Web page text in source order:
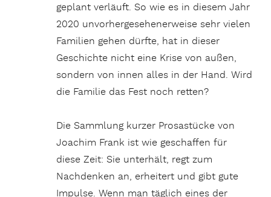
geplant verläuft. So wie es in diesem Jahr
2020 unvorhergesehenerweise sehr vielen
Familien gehen dürfte, hat in dieser
Geschichte nicht eine Krise von außen,
sondern von innen alles in der Hand. Wird
die Familie das Fest noch retten?
Die Sammlung kurzer Prosastücke von
Joachim Frank ist wie geschaffen für
diese Zeit: Sie unterhält, regt zum
Nachdenken an, erheitert und gibt gute
Impulse. Wenn man täglich eines der